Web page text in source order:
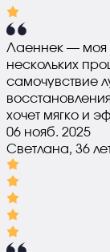
Лаеннек — моя
нескольких
самочувствие
хочет мягко и
06 нояб. 2025
Светлана, 36